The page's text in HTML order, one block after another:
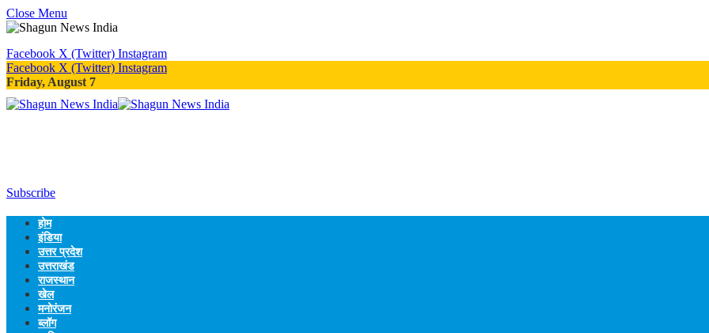
Close Menu
Facebook X (Twitter) Instagram
Facebook X (Twitter) Instagram
Friday, August 7
Subscribe
होम
इंडिया
उत्तर प्रदेश
उत्तराखंड
राजस्थान
खेल
मनोरंजन
ब्लॉग